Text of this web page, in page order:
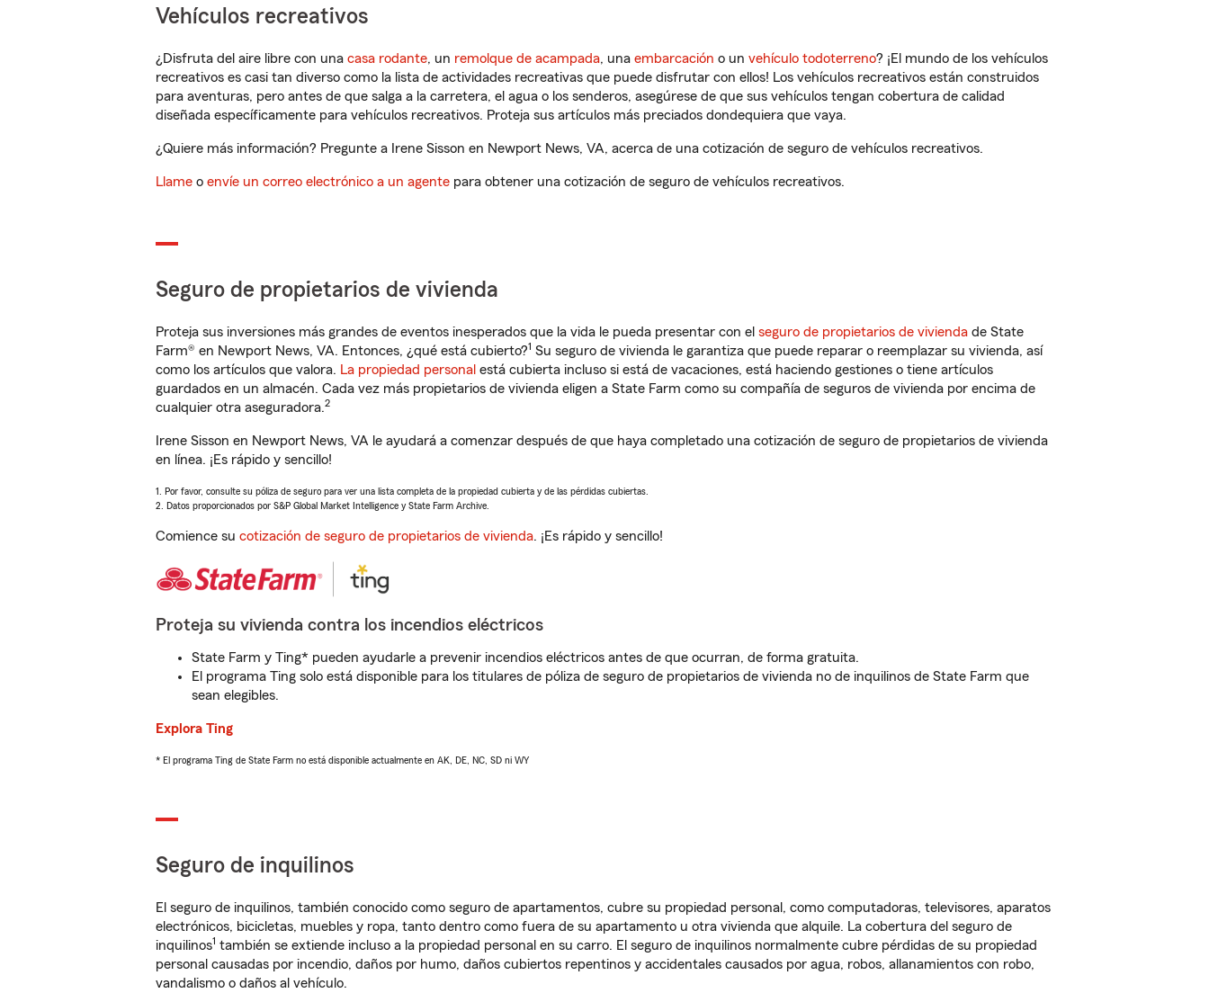
Vehículos recreativos
¿Disfruta del aire libre con una casa rodante, un remolque de acampada, una embarcación o un vehículo todoterreno? ¡El mundo de los vehículos
recreativos es casi tan diverso como la lista de actividades recreativas que puede disfrutar con ellos! Los vehículos recreativos están construidos
para aventuras, pero antes de que salga a la carretera, el agua o los senderos, asegúrese de que sus vehículos tengan cobertura de calidad
diseñada específicamente para vehículos recreativos. Proteja sus artículos más preciados dondequiera que vaya.
¿Quiere más información? Pregunte a Irene Sisson en Newport News, VA, acerca de una cotización de seguro de vehículos recreativos.
Llame o envíe un correo electrónico a un agente para obtener una cotización de seguro de vehículos recreativos.
Seguro de propietarios de vivienda
Proteja sus inversiones más grandes de eventos inesperados que la vida le pueda presentar con el seguro de propietarios de vivienda de State
Farm® en Newport News, VA. Entonces, ¿qué está cubierto?1 Su seguro de vivienda le garantiza que puede reparar o reemplazar su vivienda, así
como los artículos que valora. La propiedad personal está cubierta incluso si está de vacaciones, está haciendo gestiones o tiene artículos
guardados en un almacén. Cada vez más propietarios de vivienda eligen a State Farm como su compañía de seguros de vivienda por encima de
cualquier otra aseguradora.2
Irene Sisson en Newport News, VA le ayudará a comenzar después de que haya completado una cotización de seguro de propietarios de vivienda
en línea. ¡Es rápido y sencillo!
1. Por favor, consulte su póliza de seguro para ver una lista completa de la propiedad cubierta y de las pérdidas cubiertas.
2. Datos proporcionados por S&P Global Market Intelligence y State Farm Archive.
Comience su cotización de seguro de propietarios de vivienda. ¡Es rápido y sencillo!
Proteja su vivienda contra los incendios eléctricos
State Farm y Ting* pueden ayudarle a prevenir incendios eléctricos antes de que ocurran, de forma gratuita.
El programa Ting solo está disponible para los titulares de póliza de seguro de propietarios de vivienda no de inquilinos de State Farm que
sean elegibles.
Explora Ting
* El programa Ting de State Farm no está disponible actualmente en AK, DE, NC, SD ni WY
Seguro de inquilinos
El seguro de inquilinos, también conocido como seguro de apartamentos, cubre su propiedad personal, como computadoras, televisores, aparatos
electrónicos, bicicletas, muebles y ropa, tanto dentro como fuera de su apartamento u otra vivienda que alquile. La cobertura del seguro de
inquilinos1 también se extiende incluso a la propiedad personal en su carro. El seguro de inquilinos normalmente cubre pérdidas de su propiedad
personal causadas por incendio, daños por humo, daños cubiertos repentinos y accidentales causados por agua, robos, allanamientos con robo,
vandalismo o daños al vehículo.